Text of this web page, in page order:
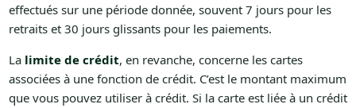
effectués sur une période donnée, souvent 7 jours pour les
retraits et 30 jours glissants pour les paiements.
La limite de crédit, en revanche, concerne les cartes
associées à une fonction de crédit. C’est le montant maximum
que vous pouvez utiliser à crédit. Si la carte est liée à un crédit